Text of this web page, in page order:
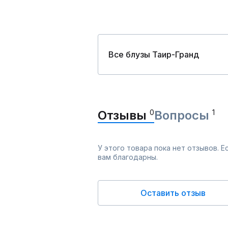
Все блузы Таир-Гранд
Отзывы 0Вопросы 1
У этого товара пока нет отзывов.
вам благодарны.
Оставить отзыв